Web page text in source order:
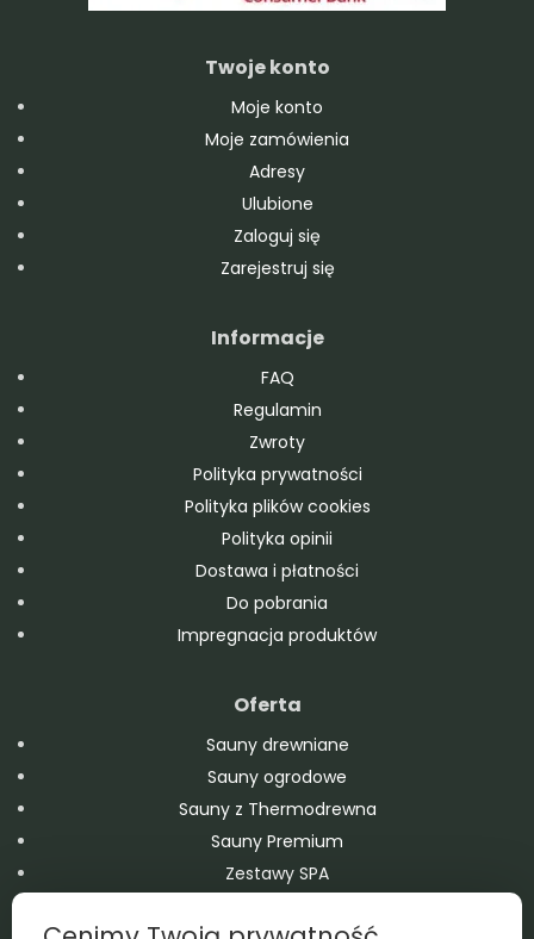
Twoje konto
Moje konto
Moje zamówienia
Adresy
Ulubione
Zaloguj się
Zarejestruj się
Informacje
FAQ
Regulamin
Zwroty
Polityka prywatności
Polityka plików cookies
Polityka opinii
Dostawa i płatności
Do pobrania
Impregnacja produktów
Oferta
Sauny drewniane
Sauny ogrodowe
Sauny z Thermodrewna
Sauny Premium
Zestawy SPA